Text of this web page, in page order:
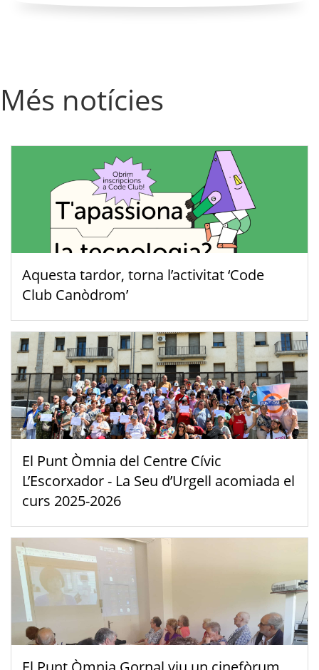
Més notícies
Aquesta tardor, torna l’activitat ‘Code
Club Canòdrom’
El Punt Òmnia del Centre Cívic
L’Escorxador - La Seu d’Urgell acomiada el
curs 2025-2026